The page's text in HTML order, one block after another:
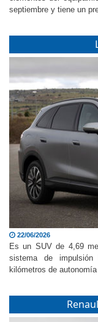
elementos del
22/06/2026
Es un SUV de 4,69
sistema de